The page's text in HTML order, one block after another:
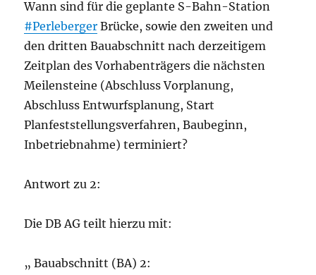
Wann sind für die geplante S-Bahn-Station
#Perleberger Brücke, sowie den zweiten und
den dritten Bauabschnitt nach derzeitigem
Zeitplan des Vorhabenträgers die nächsten
Meilensteine (Abschluss Vorplanung,
Abschluss Entwurfsplanung, Start
Planfeststellungsverfahren, Baubeginn,
Inbetriebnahme) terminiert?
Antwort zu 2:
Die DB AG teilt hierzu mit:
„ Bauabschnitt (BA) 2: